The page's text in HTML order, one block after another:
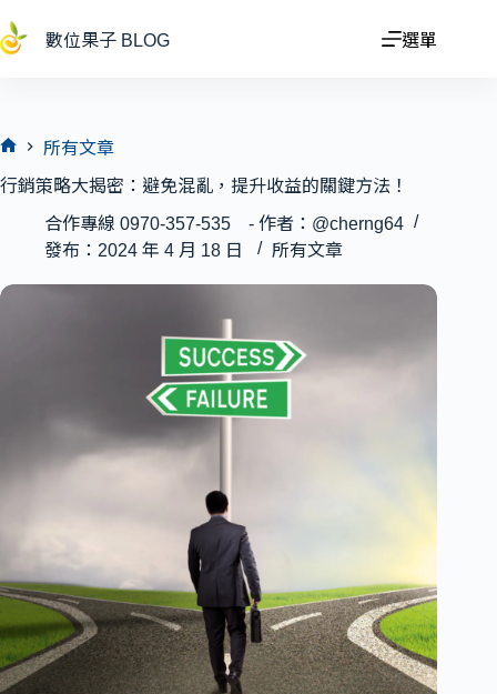
至
容
數位果子 BLOG 選單
頁
所有文章
行銷策略大揭密：避免混亂，提升收益的關鍵方法！
合作專線 0970-357-535 - 作者：@cherng64
發布：2024 年 4 月 18 日
所有文章